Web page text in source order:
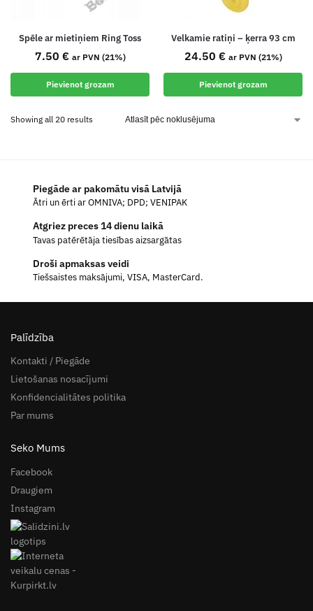
Spēle ar mietiņiem Ring Toss
7.50 € ar PVN (21%)
Pievienot grozam
Velkamie ratiņi – ķerra 93 cm
24.50 € ar PVN (21%)
Pievienot grozam
Showing all 20 results
Piegāde ar pakomātu visā Latvijā
Ātri un ērti ar OMNIVA; DPD; VENIPAK
Atgriez preces 14 dienu laikā
Tavas patērētāja tiesības aizsargātas
Droši apmaksas veidi
Tiešsaistes maksājumi, VISA, MasterCard.
Palīdzība
Kontakti / Piegāde
Lietošanas nosacījumi
Konfidencialitātes politika
Par mums
Seko Mums
Facebook
Draugiem
Instagram